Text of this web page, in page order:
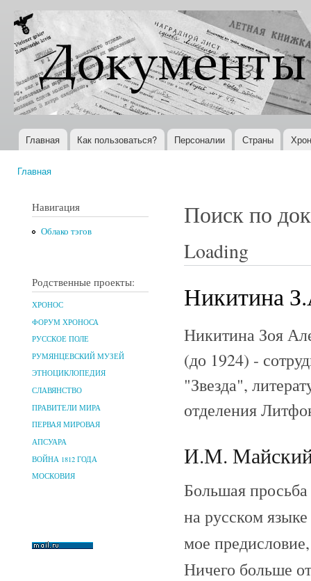
Документы
XX века
Всемирная
история в
Интернете
Главное меню
Главная Как пользоваться? Персоналии Страны
Главная
Навигация
Облако тэгов
Родственные проекты:
ХРОНОС
ФОРУМ ХРОНОСА
РУССКОЕ ПОЛЕ
РУМЯНЦЕВСКИЙ МУЗЕЙ
ЭТНОЦИКЛОПЕДИЯ
СЛАВЯНСТВО
ПРАВИТЕЛИ МИРА
ПЕРВАЯ МИРОВАЯ
АПСУАРА
ВОЙНА 1812 ГОДА
МОСКОВИЯ
Поиск по
Loading
Никитина
Никитина Зоя
(до 1924) -
"Звезда",
отделения
И.М. Майский
Большая
на русском
мое
Ничего больше